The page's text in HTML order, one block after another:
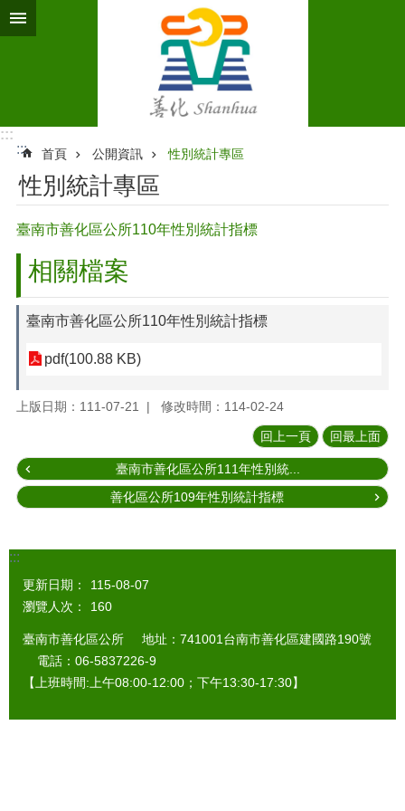
跳到主要內容區塊
:::
:::
首頁 公開資訊 性別統計專區
性別統計專區
臺南市善化區公所110年性別統計指標
相關檔案
臺南市善化區公所110年性別統計指標
pdf(100.88 KB)
上版日期：111-07-21 修改時間：114-02-24
回上一頁 回最上面
臺南市善化區公所111年性別統...
善化區公所109年性別統計指標
:::
更新日期：
115-08-07
瀏覽人次：
160
臺南市善化區公所 地址：741001台南市善化區建國路190號
電話：06-5837226-9
【上班時間:上午08:00-12:00；下午13:30-17:30】